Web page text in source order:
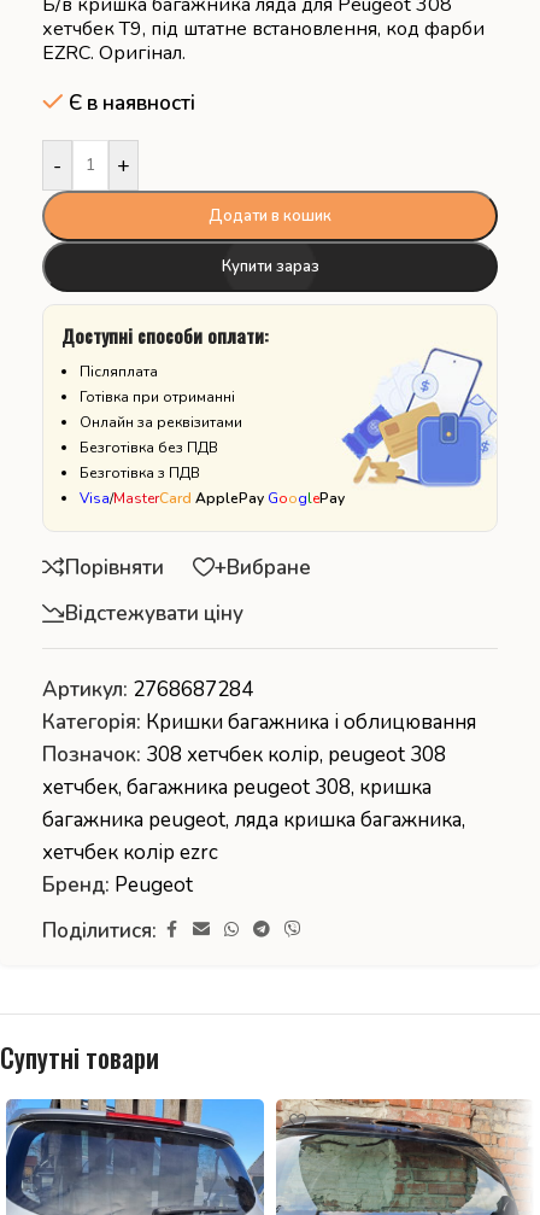
хетчбек T9, під штатне встановлення, код фарби
EZRC. Оригінал.
Є в наявності
- +
Додати в кошик
Купити зараз
Доступні способи оплати:
Післяплата
Готівка при отриманні
Онлайн за реквізитами
Безготівка без ПДВ
Безготівка з ПДВ
Visa/MasterCard ApplePay GooglePay
Порівняти
+Вибране
Відстежувати ціну
Артикул: 2768687284
Категорія: Кришки багажника і облицювання
Позначок: 308 хетчбек колір, peugeot 308
хетчбек, багажника peugeot 308, кришка
багажника peugeot, ляда кришка багажника,
хетчбек колір ezrc
Бренд: Peugeot
Поділитися:
Супутні товари